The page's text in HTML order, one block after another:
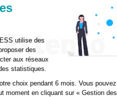
Ebooks
utilise des
des
aux réseaux
statistiques.
choix pendant 6 mois. Vous pouvez
moment en cliquant sur « Gestion des